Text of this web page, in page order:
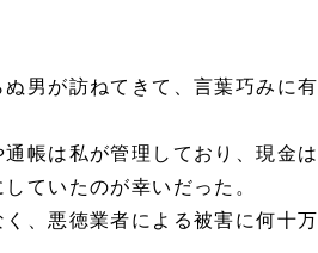
男が訪ねてきて、言葉巧みに有
帳は私が管理しており、現金は
ていたのが幸いだった。
、悪徳業者による被害に何十万